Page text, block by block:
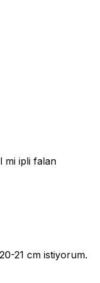
mi ipli falan
21 cm istiyorum.